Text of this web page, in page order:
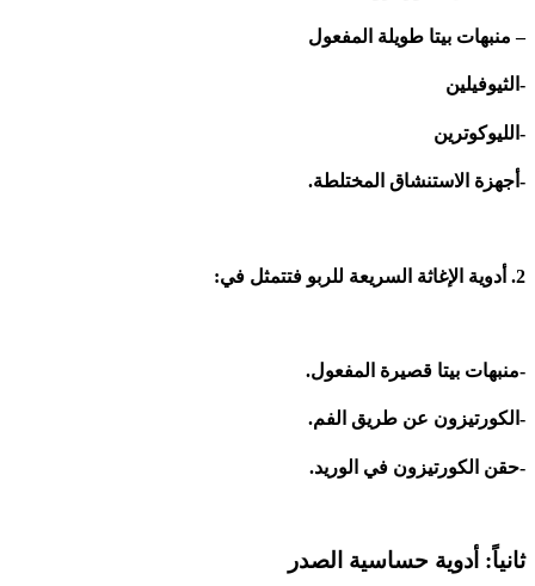
– منبهات بيتا طويلة المفعول
-الثيوفيلين
-الليوكوترين
-أجهزة الاستنشاق المختلطة.
2. أدوية الإغاثة السريعة للربو فتتمثل في:
-منبهات بيتا قصيرة المفعول.
-الكورتيزون عن طريق الفم.
-حقن الكورتيزون في الوريد.
ثانياً: أدوية حساسية الصدر